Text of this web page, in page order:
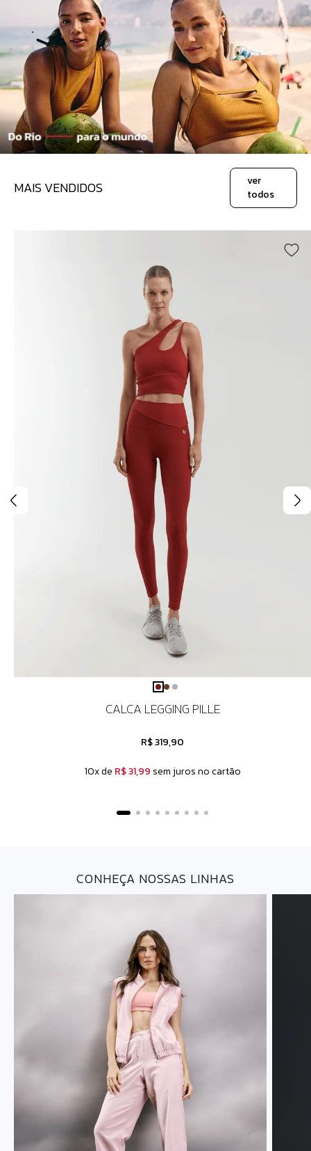
MAIS VENDIDOS
ver
todos
CALCA LEGGING PILLE
R$ 319,90
10x de R$ 31,99 sem juros no cartão
CONHEÇA NOSSAS LINHAS